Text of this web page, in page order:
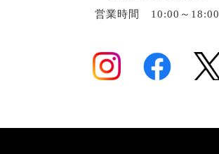
営業時間 10:00～18:00